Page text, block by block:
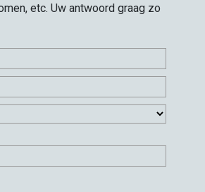
etc. Uw antwoord graag zo